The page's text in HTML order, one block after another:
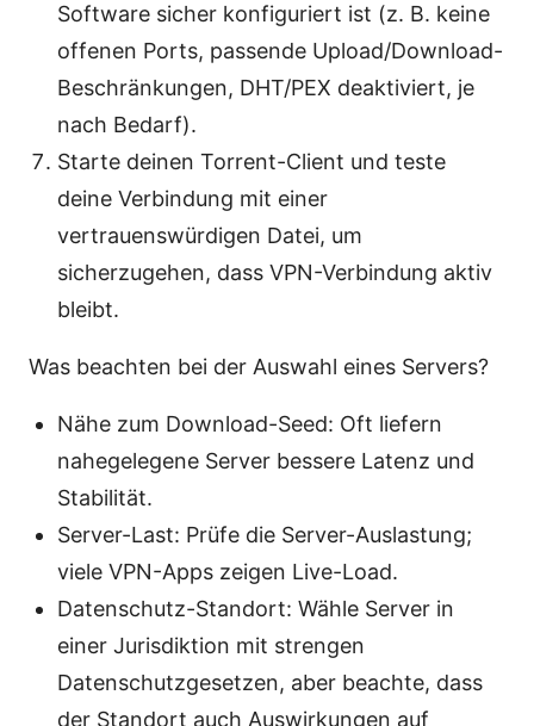
Software sicher konfiguriert ist (z. B. keine
offenen Ports, passende Upload/Download-
Beschränkungen, DHT/PEX deaktiviert, je
nach Bedarf).
Starte deinen Torrent-Client und teste
deine Verbindung mit einer
vertrauenswürdigen Datei, um
sicherzugehen, dass VPN-Verbindung aktiv
bleibt.
Was beachten bei der Auswahl eines Servers?
Nähe zum Download-Seed: Oft liefern
nahegelegene Server bessere Latenz und
Stabilität.
Server-Last: Prüfe die Server-Auslastung;
viele VPN-Apps zeigen Live-Load.
Datenschutz-Standort: Wähle Server in
einer Jurisdiktion mit strengen
Datenschutzgesetzen, aber beachte, dass
der Standort auch Auswirkungen auf